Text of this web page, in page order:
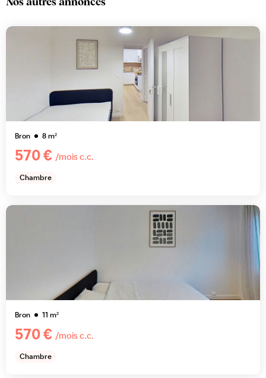
Nos autres annonces
Bron 8m²
570 € /mois c.c.
Chambre
Bron 11 m²
570 € /mois c.c.
Chambre